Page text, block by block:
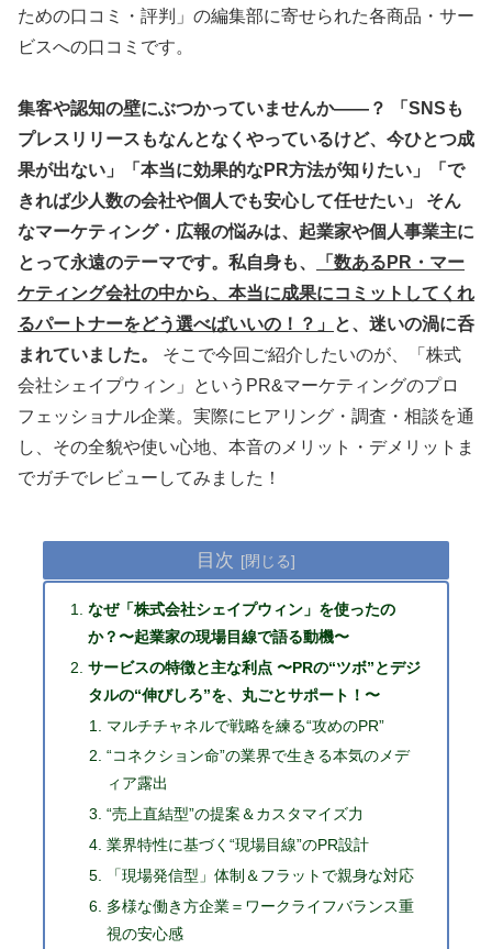
ための口コミ・評判」の編集部に寄せられた各商品・サー
ビスへの口コミです。
集客や認知の壁にぶつかっていませんか――？ 「SNSも
プレスリリースもなんとなくやっているけど、今ひとつ成
果が出ない」「本当に効果的なPR方法が知りたい」「で
きれば少人数の会社や個人でも安心して任せたい」 そん
なマーケティング・広報の悩みは、起業家や個人事業主に
とって永遠のテーマです。私自身も、
「数あるPR・マー
ケティング会社の中から、本当に成果にコミットしてくれ
るパートナーをどう選べばいいの！？」
と、迷いの渦に呑
まれていました。
そこで今回ご紹介したいのが、「株式
会社シェイプウィン」というPR&マーケティングのプロ
フェッショナル企業。実際にヒアリング・調査・相談を通
し、その全貌や使い心地、本音のメリット・デメリットま
でガチでレビューしてみました！
目次
なぜ「株式会社シェイプウィン」を使ったの
か？〜起業家の現場目線で語る動機〜
サービスの特徴と主な利点 〜PRの“ツボ”とデジ
タルの“伸びしろ”を、丸ごとサポート！〜
マルチチャネルで戦略を練る“攻めのPR”
“コネクション命”の業界で生きる本気のメデ
ィア露出
“売上直結型”の提案＆カスタマイズ力
業界特性に基づく“現場目線”のPR設計
「現場発信型」体制＆フラットで親身な対応
多様な働き方企業＝ワークライフバランス重
視の安心感